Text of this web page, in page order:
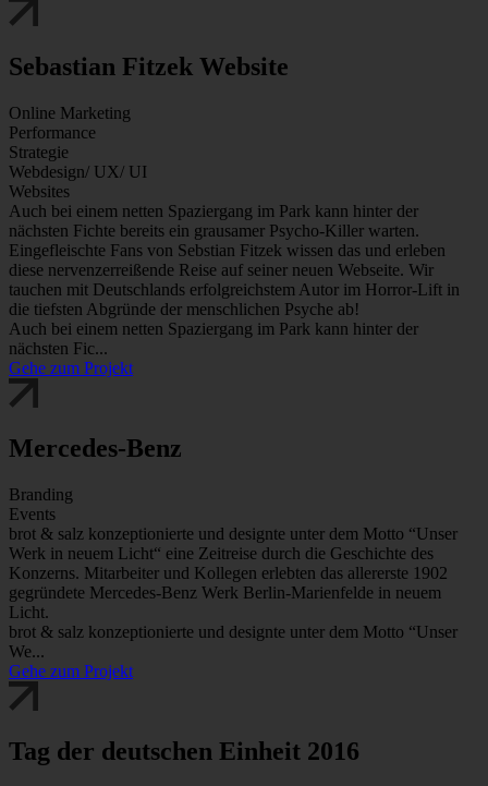
Sebastian Fitzek Website
Online Marketing
Performance
Strategie
Webdesign/ UX/ UI
Websites
Auch bei einem netten Spaziergang im Park kann hinter der
nächsten Fichte bereits ein grausamer Psycho-Killer warten.
Eingefleischte Fans von Sebstian Fitzek wissen das und erleben
diese nervenzerreißende Reise auf seiner neuen Webseite. Wir
tauchen mit Deutschlands erfolgreichstem Autor im Horror-Lift in
die tiefsten Abgründe der menschlichen Psyche ab!
Auch bei einem netten Spaziergang im Park kann hinter der
nächsten Fic...
Gehe zum Projekt
Mercedes-Benz
Branding
Events
brot & salz konzeptionierte und designte unter dem Motto “Unser
Werk in neuem Licht“ eine Zeitreise durch die Geschichte des
Konzerns. Mitarbeiter und Kollegen erlebten das allererste 1902
gegründete Mercedes-Benz Werk Berlin-Marienfelde in neuem
Licht.
brot & salz konzeptionierte und designte unter dem Motto “Unser
We...
Gehe zum Projekt
Tag der deutschen Einheit 2016